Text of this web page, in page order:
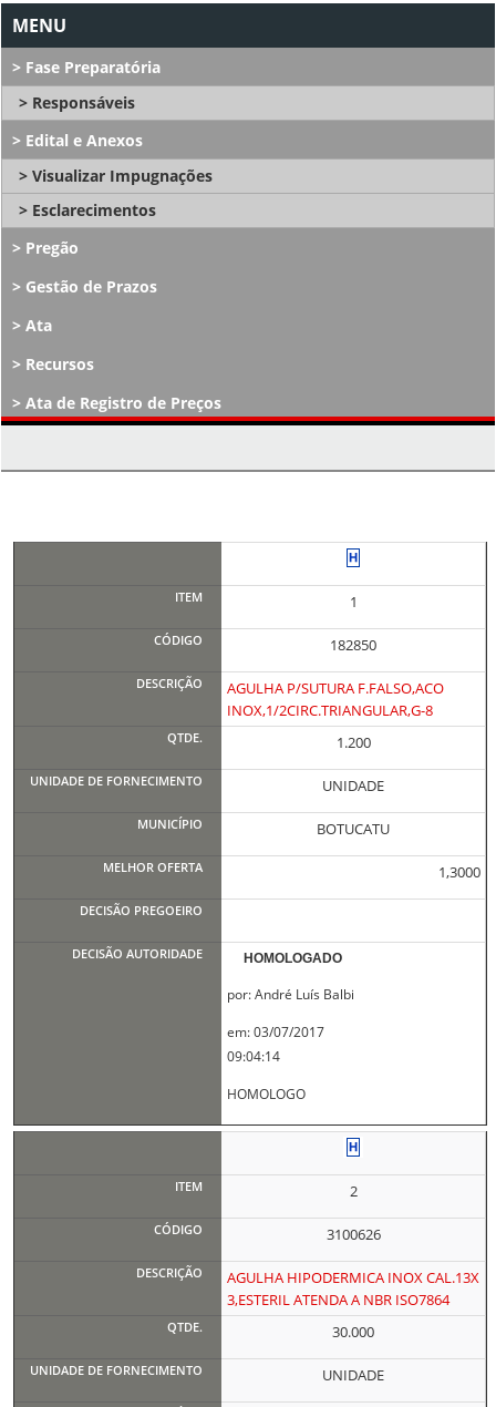
Fase Preparatória
Responsáveis
Edital e Anexos
Visualizar Impugnações
Esclarecimentos
Pregão
Gestão de Prazos
Ata
Recursos
Ata de Registro de Preços
1
182850
AGULHA P/SUTURA F.FALSO,ACO
INOX,1/2CIRC.TRIANGULAR,G-8
1.200
UNIDADE
BOTUCATU
1,3000
HOMOLOGADO
por: André Luís Balbi
em: 03/07/2017
09:04:14
HOMOLOGO
2
3100626
AGULHA HIPODERMICA INOX CAL.13X
3,ESTERIL ATENDA A NBR ISO7864
30.000
UNIDADE